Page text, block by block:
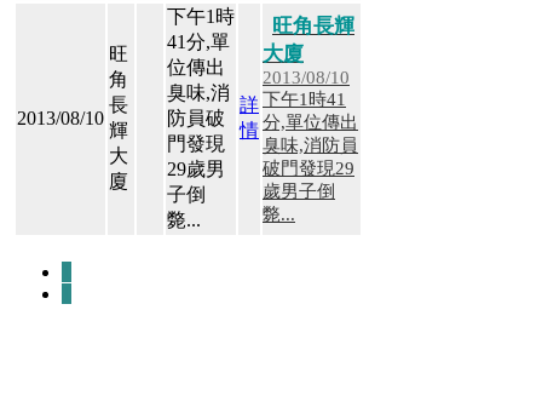
消
2013/08/10
旺
角
長
輝
大
廈
下午1時
41分,單
位傳出
臭味,消
防員破
門發現
29歲男
子倒
斃...
詳
情
旺角長輝
大廈
2013/08/10
下午1時41
分,單位傳出
臭味,消防員
破門發現29
歲男子倒
斃...